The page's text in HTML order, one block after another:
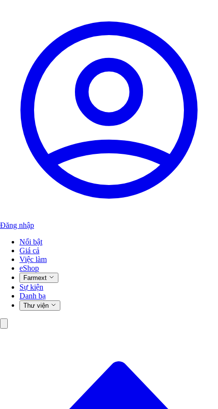
Đăng nhập
Nổi bật
Giá cả
Việc làm
eShop
Farmext
Sự kiện
Danh bạ
Thư viện